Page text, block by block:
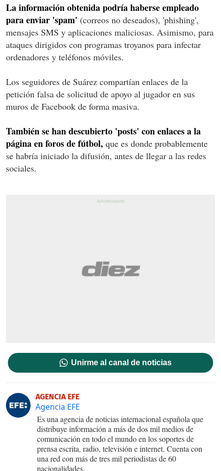
La información obtenida podría haberse empleado
para enviar 'spam' (correos no deseados), 'phishing',
mensajes SMS y aplicaciones maliciosas. Asimismo, para
ataques dirigidos con programas troyanos para infectar
ordenadores y teléfonos móviles.
Los seguidores de Suárez compartían enlaces de la
petición falsa de solicitud de apoyo al jugador en sus
muros de Facebook de forma masiva.
También se han descubierto 'posts' con enlaces a la
página en foros de fútbol, que es donde probablemente
se habría iniciado la difusión, antes de llegar a las redes
sociales.
Unirme al canal de noticias
AGENCIA EFE
Agencia EFE
Es una agencia de noticias internacional española que
distribuye información a más de dos mil medios de
comunicación en todo el mundo en los soportes de
prensa escrita, radio, televisión e internet. Cuenta con
una red con más de tres mil periodistas de 60
nacionalidades.